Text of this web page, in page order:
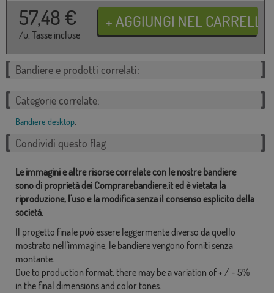
57,48 €
/u. Tasse incluse
Bandiere e prodotti correlati:
Categorie correlate:
Bandiere desktop,
Condividi questo flag
Le immagini e altre risorse correlate con le nostre bandiere
sono di proprietà dei Comprarebandiere.it ed è vietata la
riproduzione, l'uso e la modifica senza il consenso esplicito della
società.
Il progetto finale può essere leggermente diverso da quello
mostrato nell'immagine, le bandiere vengono forniti senza
montante.
Due to production format, there may be a variation of + / - 5%
in the final dimensions and color tones.